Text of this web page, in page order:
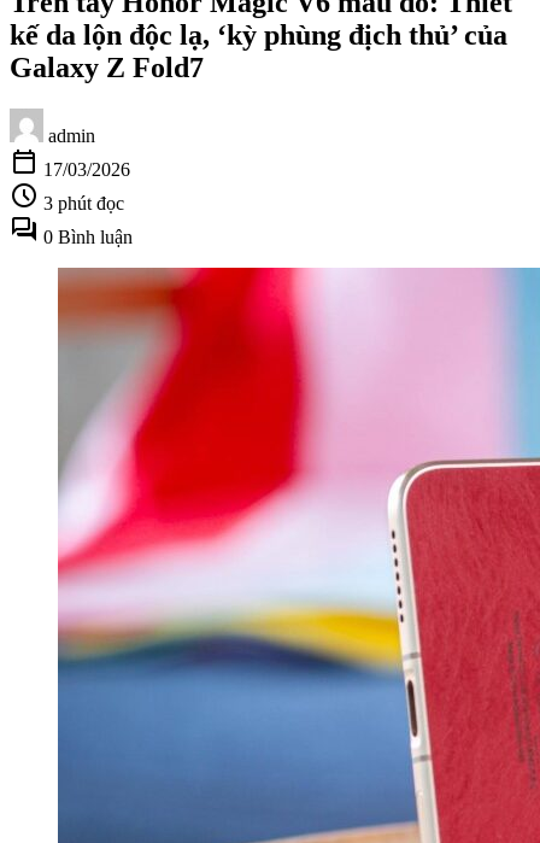
kế da lộn độc lạ, ‘kỳ phùng địch thủ’ của
Galaxy Z Fold7
admin
calendar_today 17/03/2026
schedule 3 phút đọc
forum 0 Bình luận